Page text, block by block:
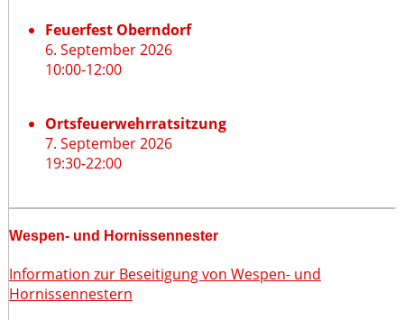
Feuerfest Oberndorf
6. September 2026
10:00-12:00
Ortsfeuerwehrratsitzung
7. September 2026
19:30-22:00
Wespen- und Hornissennester
Information zur Beseitigung von Wespen- und
Hornissennestern